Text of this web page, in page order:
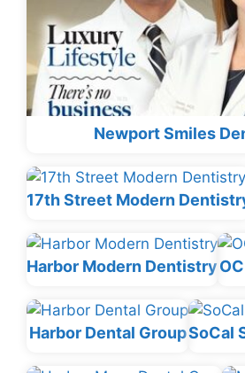
Newport Smiles
17th Street Modern
Harbor Modern Dentistry
Harbor Dental GroupSoCal